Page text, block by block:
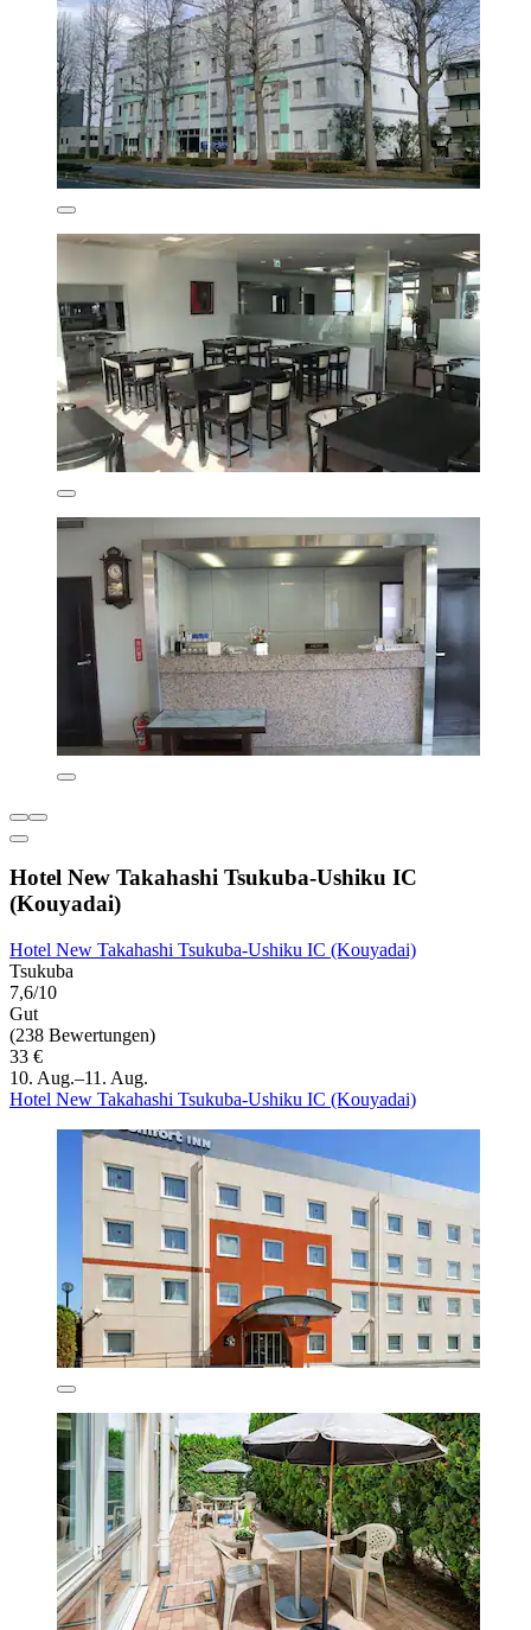
Hotel New Takahashi Tsukuba-Ushiku IC
(Kouyadai)
Hotel New Takahashi Tsukuba-Ushiku IC (Kouyadai)
Tsukuba
7,6/10
Gut
(238 Bewertungen)
33 €
10. Aug.–11. Aug.
Hotel New Takahashi Tsukuba-Ushiku IC (Kouyadai)